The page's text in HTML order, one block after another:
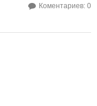
Коментариев: 0